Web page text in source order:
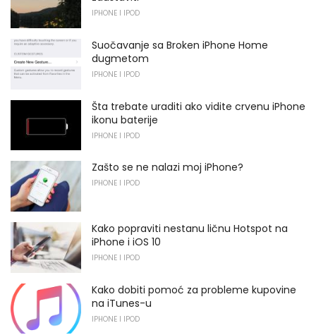
IPHONE I IPOD
Suočavanje sa Broken iPhone Home
dugmetom
IPHONE I IPOD
Šta trebate uraditi ako vidite crvenu iPhone
ikonu baterije
IPHONE I IPOD
Zašto se ne nalazi moj iPhone?
IPHONE I IPOD
Kako popraviti nestanu ličnu Hotspot na
iPhone i iOS 10
IPHONE I IPOD
Kako dobiti pomoć za probleme kupovine
na iTunes-u
IPHONE I IPOD